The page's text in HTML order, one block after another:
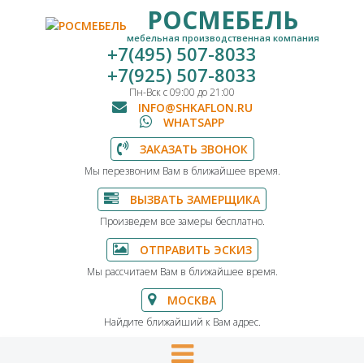
РОСМЕБЕЛЬ
мебельная производственная компания
+7(495) 507-8033
+7(925) 507-8033
Пн-Вск с 09:00 до 21:00
INFO@SHKAFLON.RU
WHATSAPP
ЗАКАЗАТЬ ЗВОНОК
Мы перезвоним Вам в ближайшее время.
ВЫЗВАТЬ ЗАМЕРЩИКА
Произведем все замеры бесплатно.
ОТПРАВИТЬ ЭСКИЗ
Мы рассчитаем Вам в ближайшее время.
МОСКВА
Найдите ближайший к Вам адрес.